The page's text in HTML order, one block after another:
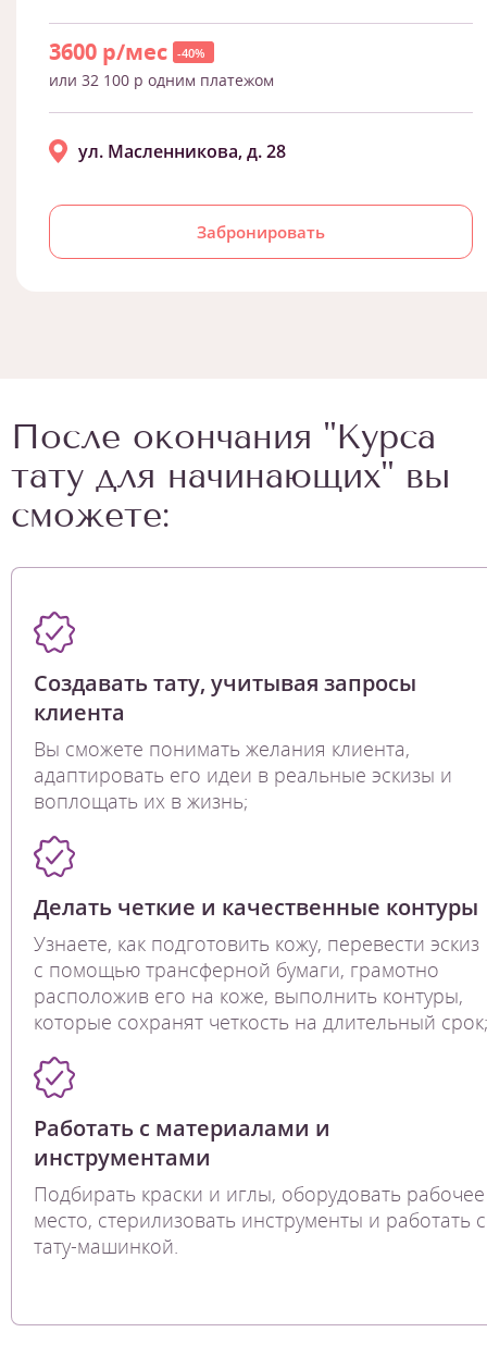
3600 р/мес -40%
или 32 100 р одним платежом
Забронировать
ул. Масленникова, д. 28
После окончания "Курса
тату для начинающих" вы
сможете:
Создавать тату, учитывая запросы
клиента
Вы сможете понимать желания клиента,
адаптировать его идеи в реальные эскизы и
воплощать их в жизнь;
Делать четкие и качественные контуры
Узнаете, как подготовить кожу, перевести эскиз
с помощью трансферной бумаги, грамотно
расположив его на коже, выполнить контуры,
которые сохранят четкость на длительный срок;
Работать с материалами и
инструментами
Подбирать краски и иглы, оборудовать рабочее
место, стерилизовать инструменты и работать с
тату-машинкой.